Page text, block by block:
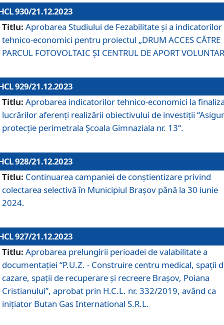
930/21.12.2023
Titlu: Aprobarea Studiului de Fezabilitate și a indicatorilor
tehnico-economici pentru proiectul „DRUM ACCES CĂTRE
PARCUL FOTOVOLTAIC ȘI CENTRUL DE APORT
929/21.12.2023
Titlu: Aprobarea indicatorilor tehnico-economici la
lucrărilor aferenți realizării obiectivului de investiții
protecție perimetrala Școala Gimnaziala nr. 13“.
928/21.12.2023
Titlu: Continuarea campaniei de conștientizare privind
colectarea selectivă în Municipiul Braşov până la 30 iunie
2024.
927/21.12.2023
Titlu: Aprobarea prelungirii perioadei de valabilitate a
documentaţiei “P.U.Z. - Construire centru medical, spații
cazare, spații de recuperare și recreere Brașov, Poiana
Cristianului”, aprobat prin H.C.L. nr. 332/2019, având ca
inițiator Butan Gas International S.R.L.